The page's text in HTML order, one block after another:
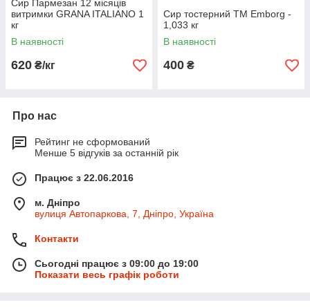
Сир Пармезан 12 місяців
витримки GRANA ITALIANO 1
кг
В наявності
620 ₴/кг
Сир тостерний TM Emborg -
1,033 кг
В наявності
400 ₴
Про нас
Рейтинг не сформований
Менше 5 відгуків за останній рік
Працює з 22.06.2016
м. Дніпро
вулиця Автопаркова, 7, Дніпро, Україна
Контакти
Сьогодні працює з 09:00 до 19:00
Показати весь графік роботи